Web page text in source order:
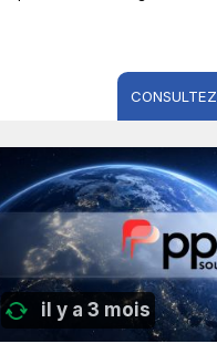
CONSULTEZ
il y a 3 mois